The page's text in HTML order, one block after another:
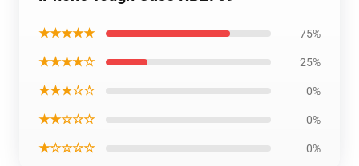
★★★★★ 75%
★★★★☆ 25%
★★★☆☆ 0%
★★☆☆☆ 0%
★☆☆☆☆ 0%